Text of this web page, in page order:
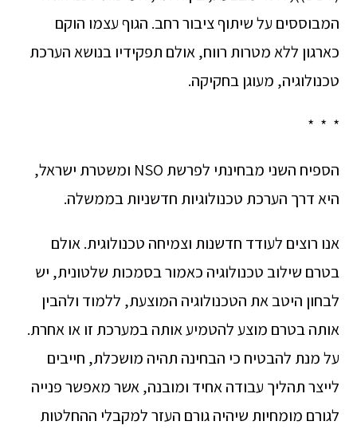
המבוססים על שיתוף ציבור רחב. הגוף עצמו הוקם
כארגון ללא מטרות רווח, אולם תפקידיו בנושא הערכת
טכנולוגיה, מעוגן בחקיקה.
* * *
הספיח השני מבחינתי לפרשת NSO ומשטרת ישראל,
היא דרך הערכת טכנולוגיות חדשניות בממשלה.
אנו רוצים לעודד חדשנות וצמיחה טכנולוגית. אולם
בטרם שילוב טכנולוגיה כאמור בסמכות שלטונית, יש
לבחון היטב את הטכנולוגיה המוצעת, ללמוד ולהבין
אותה בטרם מוצע להטמיע אותה במערכת זו או אחרת.
על מנת להבטיח כי הבחינה תהיה מושכלת, חייבים
לייצר תהליך עבודה אחיד ומובנה, אשר מאפשר פנייה
לגורם מומחיות שיהיה גורם העזר למקבלי ההחלטות